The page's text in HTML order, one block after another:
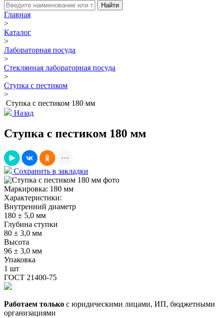
Найти
Главная
>
Каталог
>
Лабораторная посуда
>
Стеклянная лабораторная посуда
>
Ступка с пестиком
>
Ступка с пестиком 180 мм
Назад
Ступка с пестиком 180 мм
Сохранить в закладки
Маркировка: 180 мм
Характеристики:
Внутренний диаметр
180 ± 5,0 мм
Глубина ступки
80 ± 3,0 мм
Высота
96 ± 3,0 мм
Упаковка
1 шт
ГОСТ 21400-75
Работаем только с юридическими лицами, ИП, бюджетными
организациями